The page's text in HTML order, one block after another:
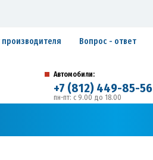
производителя Вопрос - ответ
Автомобили:
+7 (812) 449-85-56
пн-пт: с 9.00 до 18.00